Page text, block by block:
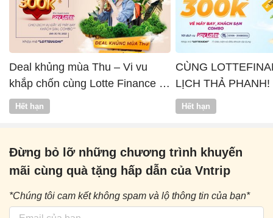
Deal khủng mùa Thu – Vi vu
khắp chốn cùng Lotte Finance x
Vntrip
Hết hạn
CÙNG
LỊCH THẢ PHANH!
Hết hạn
Đừng bỏ lỡ những chương trình khuyến
mãi cùng quà tặng hấp dẫn của Vntrip
*Chúng tôi cam kết không spam và lộ thông tin của bạn*